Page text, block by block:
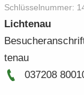
Schlüs­sel­num­mer:
Lich­ten­au
ten­au
037208